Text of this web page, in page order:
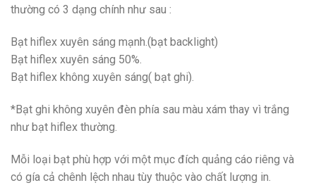
thường có 3 dạng chính như sau :
Bạt hiflex xuyên sáng mạnh.(bạt backlight)
Bạt hiflex xuyên sáng 50%.
Bạt hiflex không xuyên sáng( bạt ghi).
*Bạt ghi không xuyên đèn phía sau màu xám thay vì trắng
như bạt hiflex thường.
Mỗi loại bạt phù hợp với một mục đích quảng cáo riêng và
có gía cả chênh lệch nhau tùy thuộc vào chất lượng in.